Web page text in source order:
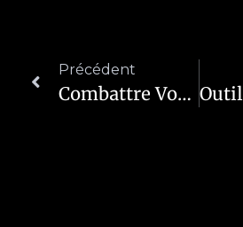
Précédent
Combattre Votre Anxiété Avec La PNL